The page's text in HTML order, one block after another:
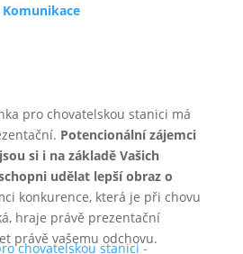
Komunikace
pro chovatelskou stanici má
Potencionální zájemci
jsou si i na základě Vašich
udělat lepší obraz o
konkurence, která je při chovu
hraje právě prezentační
právě vašemu odchovu.